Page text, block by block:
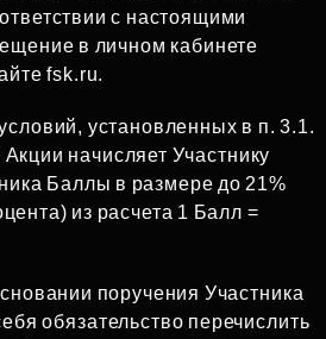
с настоящими
в личном кабинете
fsk.ru.
установленных в п. 3.1.
начисляет Участнику
Баллы в размере до 21%
из расчета 1 Балл =
поручения Участника
обязательство перечислить